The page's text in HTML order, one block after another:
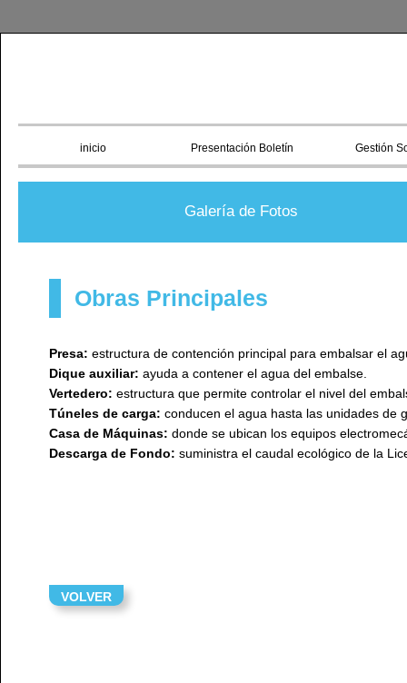
inicio Presentación Boletín Gestión
Galería de Fotos
Obras Principales
Presa: estructura de contención principal para embalsar el
Dique auxiliar: ayuda a contener el agua del embalse.
Vertedero: estructura que permite controlar el nivel del
Túneles de carga: conducen el agua hasta las unidades de
Casa de Máquinas: donde se ubican los equipos
Descarga de Fondo: suministra el caudal ecológico de la
VOLVER